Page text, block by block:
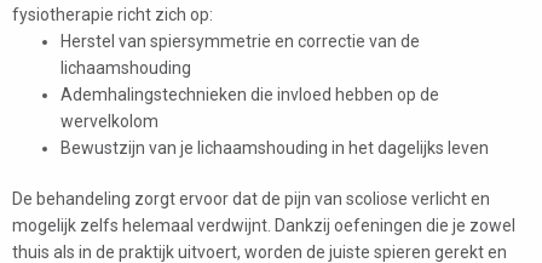
fysiotherapie richt zich op:
Herstel van spiersymmetrie en correctie van de
lichaamshouding
Ademhalingstechnieken die invloed hebben op de
wervelkolom
Bewustzijn van je lichaamshouding in het dagelijks leven
De behandeling zorgt ervoor dat de pijn van scoliose verlicht en
mogelijk zelfs helemaal verdwijnt. Dankzij oefeningen die je zowel
thuis als in de praktijk uitvoert, worden de juiste spieren gerekt en